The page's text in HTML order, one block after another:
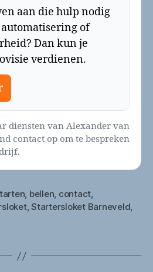
aan die hulp nodig
of
Dan kun je
verdienen.
diensten van Alexander van
contact op om te bespreken
, bellen, contact,
,Startersloket Barneveld,